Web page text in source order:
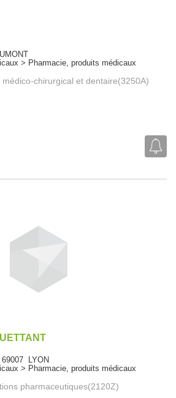
> Pharmacie, produits médicaux
chirurgical et dentaire(3250A)
69007 LYON
> Pharmacie, produits médicaux
pharmaceutiques(2120Z)